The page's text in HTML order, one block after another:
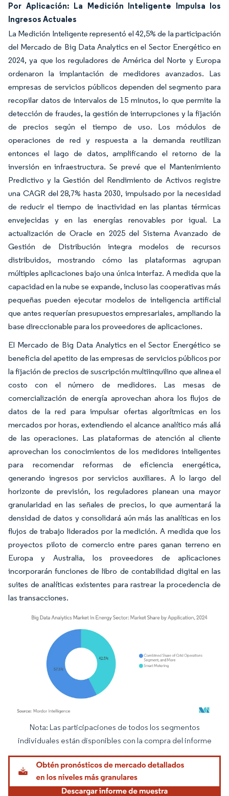
Por Aplicación: La Medición Inteligente Impulsa los
Ingresos Actuales
La Medición Inteligente representó el 42,5% de la participación
del Mercado de Big Data Analytics en el Sector Energético en
2024, ya que los reguladores de América del Norte y Europa
ordenaron la implantación de medidores avanzados. Las
empresas de servicios públicos dependen del segmento para
recopilar datos de intervalos de 15 minutos, lo que permite la
detección de fraudes, la gestión de interrupciones y la fijación
de precios según el tiempo de uso. Los módulos de
operaciones de red y respuesta a la demanda reutilizan
entonces el lago de datos, amplificando el retorno de la
inversión en infraestructura. Se prevé que el Mantenimiento
Predictivo y la Gestión del Rendimiento de Activos registre
una CAGR del 28,7% hasta 2030, impulsado por la necesidad
de reducir el tiempo de inactividad en las plantas térmicas
envejecidas y en las energías renovables por igual. La
actualización de Oracle en 2025 del Sistema Avanzado de
Gestión de Distribución integra modelos de recursos
distribuidos, mostrando cómo las plataformas agrupan
múltiples aplicaciones bajo una única interfaz. A medida que la
capacidad en la nube se expande, incluso las cooperativas más
pequeñas pueden ejecutar modelos de inteligencia artificial
que antes requerían presupuestos empresariales, ampliando la
base direccionable para los proveedores de aplicaciones.
El Mercado de Big Data Analytics en el Sector Energético se
beneficia del apetito de las empresas de servicios públicos por
la fijación de precios de suscripción multiinquilino que alinea el
costo con el número de medidores. Las mesas de
comercialización de energía aprovechan ahora los flujos de
datos de la red para impulsar ofertas algorítmicas en los
mercados por horas, extendiendo el alcance analítico más allá
de las operaciones. Las plataformas de atención al cliente
aprovechan los conocimientos de los medidores inteligentes
para recomendar reformas de eficiencia energética,
generando ingresos por servicios auxiliares. A lo largo del
horizonte de previsión, los reguladores planean una mayor
granularidad en las señales de precios, lo que aumentará la
densidad de datos y consolidará aún más las analíticas en los
flujos de trabajo liderados por la medición. A medida que los
proyectos piloto de comercio entre pares ganan terreno en
Europa y Australia, los proveedores de aplicaciones
incorporarán funciones de libro de contabilidad digital en las
suites de analíticas existentes para rastrear la procedencia de
las transacciones.
Imagen © Mordor Intelligence. El uso requiere atribución según CC BY 4.0.
Nota: Las participaciones de todos los segmentos
individuales están disponibles con la compra del informe